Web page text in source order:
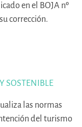
en el BOJA nº
corrección.
SOSTENIBLE
las normas
del turismo